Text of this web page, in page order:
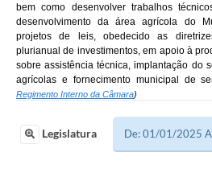
Diário Oficial
Transparência
Notas Explicativas de itens do site
Lei Geral de Proteção de Dados (LGPD)
bem como desenvolver trabalhos
desenvolvimento da área agrícola do
projetos de leis, obedecido as
plurianual de investimentos, em apoio à
sobre assistência técnica, implantação do
agrícolas e fornecimento municipal de
Regimento Interno da Câmara)
Legislatura